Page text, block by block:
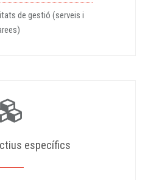
de gestió (serveis i
específics